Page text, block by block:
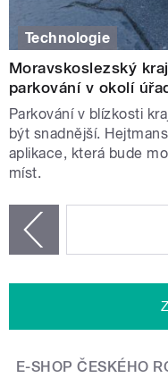
Technologie
Moravskoslezský
parkování v okolí
Parkování v blízkosti
být snadnější.
aplikace, která bude
míst.
E-SHOP ČESKÉHO